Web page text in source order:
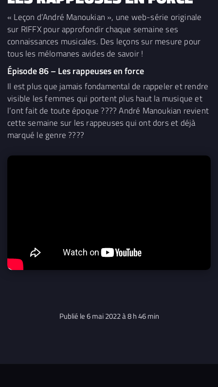
« Leçon d’André Manoukian », une web-série originale
sur RIFFX pour approfondir chaque semaine ses
connaissances musicales. Des leçons sur mesure pour
tous les mélomanes avides de savoir !
Épisode 86 – Les rappeuses en force
Il est plus que jamais fondamental de rappeler et rendre
visible les femmes qui portent plus haut la musique et
l’ont fait de toute époque ???? André Manoukian revient
cette semaine sur les rappeuses qui ont dors et déjà
marqué le genre ????
Publié le 6 mai 2022 à 8 h 46 min